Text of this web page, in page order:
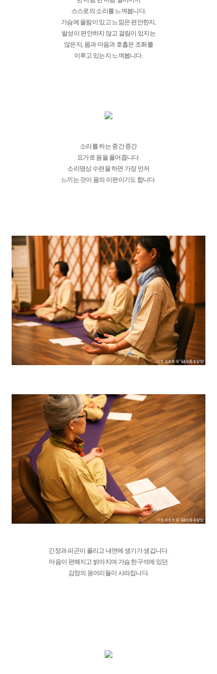
스스로의 소리를 느껴봅니다.
가슴에 울림이 있고 느낌은 편안한지,
발성이 편안하지 않고 걸림이 있지는
않은지, 몸과 마음과 호흡은 조화를
이루고 있는지 느껴봅니다.
소리를 하는 중간 중간
요가로 몸을 풀어줍니다.
소리명상 수련을 하면 가장 먼저
느끼는 것이 몸의 이완이기도 합니다.
긴장과 피곤이 풀리고 내면에 생기가 생깁니다.
마음이 편해지고 밝아지며 가슴 한구석에 있던
감정의 응어리들이 사라집니다.